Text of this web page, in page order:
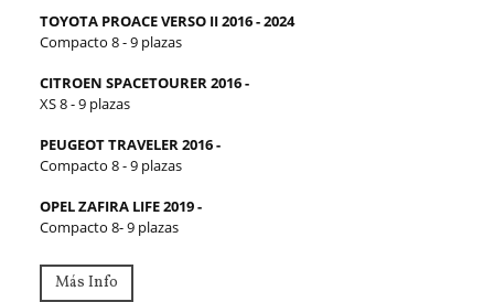
TOYOTA PROACE VERSO II 2016 - 2024
Compacto 8 - 9 plazas
CITROEN SPACETOURER 2016 -
XS 8 - 9 plazas
PEUGEOT TRAVELER 2016 -
Compacto 8 - 9 plazas
OPEL ZAFIRA LIFE 2019 -
Compacto 8- 9 plazas
Más Info